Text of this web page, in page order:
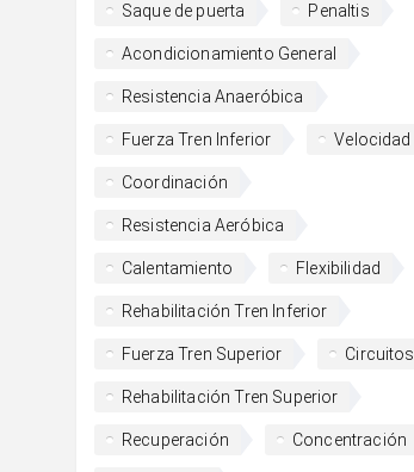
Saque de puerta Penaltis
Acondicionamiento General
Resistencia Anaeróbica
Fuerza Tren Inferior Velocidad
Coordinación
Resistencia Aeróbica
Calentamiento Flexibilidad
Rehabilitación Tren Inferior
Fuerza Tren Superior Circuitos
Rehabilitación Tren Superior
Recuperación Concentración